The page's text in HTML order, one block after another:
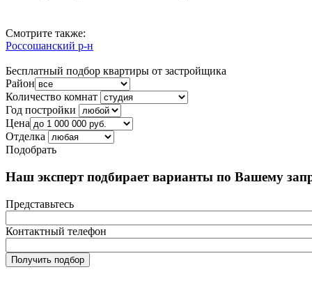
Смотрите также:
Россошанский р-н
Бесплатный подбор квартиры от застройщика
Район
Количество комнат
Год постройки
Цена
Отделка
Подобрать
Наш эксперт подбирает варианты по Вашему
Представьтесь
Контактный телефон
Получить подбор